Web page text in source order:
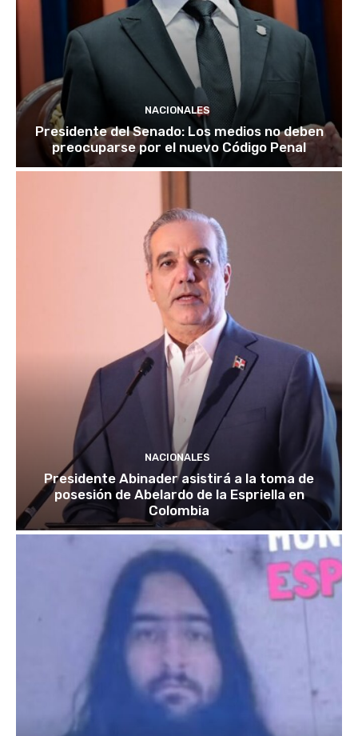
NACIONALES
Presidente del Senado: Los medios no deben
preocuparse por el nuevo Código Penal
NACIONALES
Presidente Abinader asistirá a la toma de
posesión de Abelardo de la Espriella en
Colombia